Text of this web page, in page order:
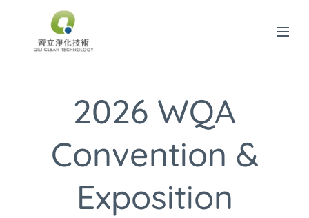
2026 WQA
Convention &
Exposition